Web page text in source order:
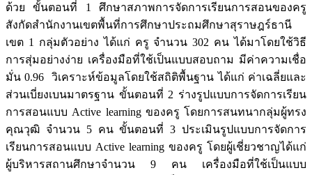
ด้วย ขั้นตอนที่ 1 ศึกษาสภาพการจัดการเรียนการสอนของครู
สังกัดสำนักงานเขตพื้นที่การศึกษาประถมศึกษาสุราษฎร์ธานี
เขต 1 กลุ่มตัวอย่าง ได้แก่ ครู จำนวน 302 คน ได้มาโดยใช้วิธี
การสุ่มอย่างง่าย เครื่องมือที่ใช้เป็นแบบสอบถาม มีค่าความเชื่อ
มั่น 0.96 วิเคราะห์ข้อมูลโดยใช้สถิติพื้นฐาน ได้แก่ ค่าเฉลี่ยและ
ส่วนเบี่ยงเบนมาตรฐาน ขั้นตอนที่ 2 ร่างรูปแบบการจัดการเรียน
การสอนแบบ Active learning ของครู โดยการสนทนากลุ่มผู้ทรง
คุณวุฒิ จำนวน 5 คน ขั้นตอนที่ 3 ประเมินรูปแบบการจัดการ
เรียนการสอนแบบ Active learning ของครู โดยผู้เชี่ยวชาญได้แก่
ผู้บริหารสถานศึกษาจำนวน 9 คน เครื่องมือที่ใช้เป็นแบบ